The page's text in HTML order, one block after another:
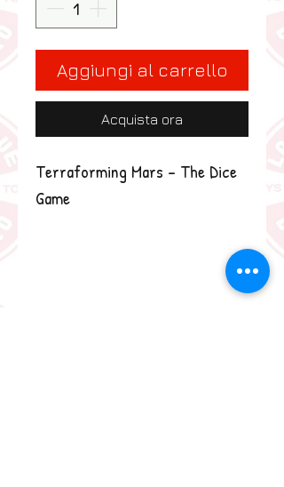
Aggiungi al carrello
Acquista ora
Terraforming Mars - The Dice
Game